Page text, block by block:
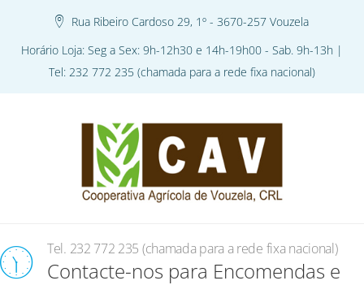
Rua Ribeiro Cardoso 29, 1º - 3670-257 Vouzela
Horário Loja: Seg a Sex: 9h-12h30 e 14h-19h00 - Sab. 9h-13h |
Tel: 232 772 235 (chamada para a rede fixa nacional)
Tel. 232 772 235 (chamada para a rede fixa nacional)
Contacte-nos para Encomendas e